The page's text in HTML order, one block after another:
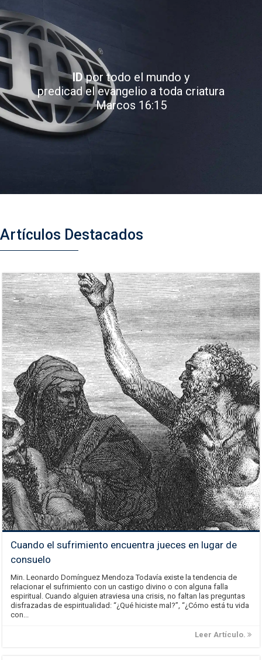
IDpor todo el mundo y
predicad el evangelio a toda criatura
Marcos 16:15
Artículos Destacados
Cuando el sufrimiento encuentra jueces en lugar de
consuelo
Min. Leonardo Domínguez Mendoza Todavía existe la tendencia de
relacionar el sufrimiento con un castigo divino o con alguna falla
espiritual. Cuando alguien atraviesa una crisis, no faltan las preguntas
disfrazadas de espiritualidad: “¿Qué hiciste mal?”, “¿Cómo está tu vida
con...
Leer Artículo.